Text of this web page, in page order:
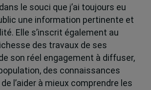
le souci que j’ai toujours eu
une information pertinente et
Elle s’inscrit également au
des travaux de ses
son réel engagement à diffuser,
des connaissances
l’aider à mieux comprendre les